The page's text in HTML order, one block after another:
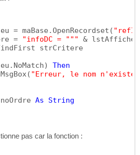
= maBase.OpenRecordset (
=
"infoDC = " ""
&
strCritere
)
Then
MsgBox( "Erreur, le nom
noOrdre As
String
pas car la fonction :